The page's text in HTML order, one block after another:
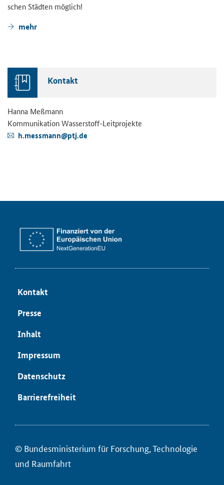
schen Städ­ten mög­lich!
mehr
Kon­takt
Hanna Meß­mann
Kom­mu­ni­ka­ti­on Wasserstoff-​Leitprojekte
h.mess­mann@ptj.de
Kon­takt
Pres­se
In­halt
Im­pres­sum
Da­ten­schutz
Bar­rie­re­frei­heit
© Bun­des­mi­nis­te­ri­um für ­For­schung, Tech­no­lo­gie
und Raum­fahrt